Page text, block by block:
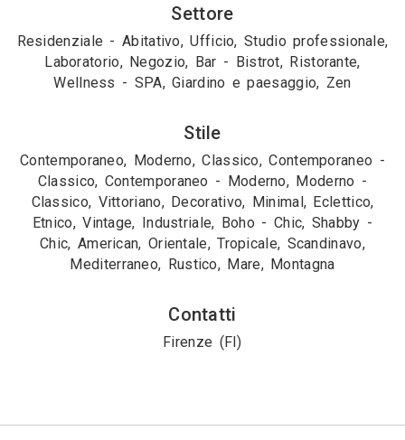
Settore
Residenziale - Abitativo, Ufficio, Studio professionale,
Laboratorio, Negozio, Bar - Bistrot, Ristorante,
Wellness - SPA, Giardino e paesaggio, Zen
Stile
Contemporaneo, Moderno, Classico, Contemporaneo -
Classico, Contemporaneo - Moderno, Moderno -
Classico, Vittoriano, Decorativo, Minimal, Eclettico,
Etnico, Vintage, Industriale, Boho - Chic, Shabby -
Chic, American, Orientale, Tropicale, Scandinavo,
Mediterraneo, Rustico, Mare, Montagna
Contatti
Firenze (FI)